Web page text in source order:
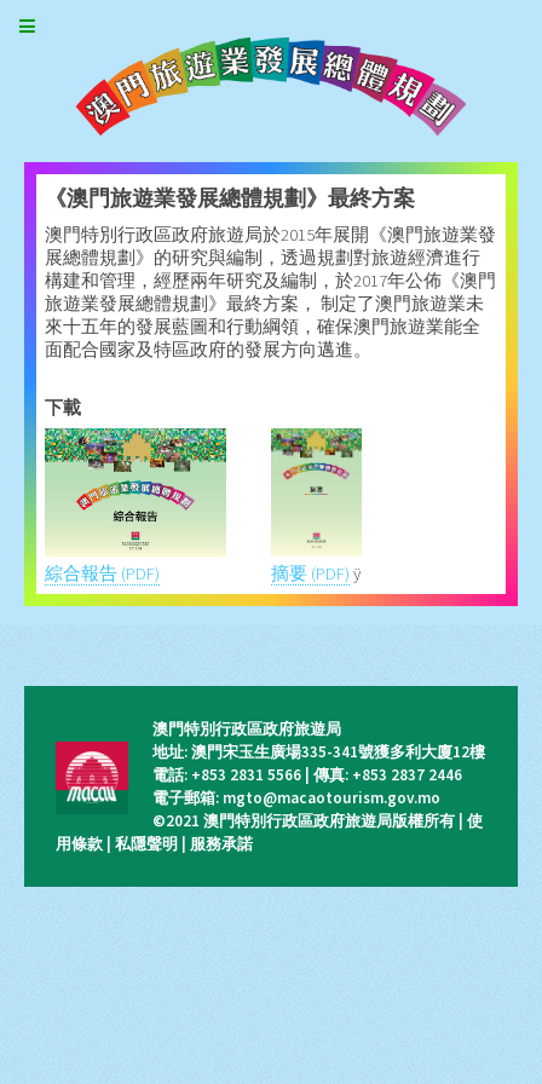
《澳門旅遊業發展總體規劃》最終方案
澳門特別行政區政府旅遊局於2015年展開《澳門旅遊業發
展總體規劃》的研究與編制，透過規劃對旅遊經濟進行
構建和管理，經歷兩年研究及編制，於2017年公佈《澳門
旅遊業發展總體規劃》最終方案， 制定了澳門旅遊業未
來十五年的發展藍圖和行動綱領，確保澳門旅遊業能全
面配合國家及特區政府的發展方向邁進。
下載
綜合報告 (PDF) 摘要 (PDF) ÿ
澳門特別行政區政府旅遊局
地址: 澳門宋玉生廣場335-341號獲多利大廈12樓
電話: +853 2831 5566 | 傳真: +853 2837 2446
電子郵箱: mgto@macaotourism.gov.mo
©2021 澳門特別行政區政府旅遊局版權所有 |使
用條款 |私隱聲明 服務承諾